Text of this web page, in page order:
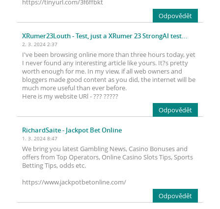
https://tinyurl.com/3f6ffbkt
Odpovědět
XRumer23Louth- Test, just a XRumer 23 StrongAI test...
2. 3. 2024 2:37
I've been browsing online more than three hours today, yet
I never found any interesting article like yours. It?s pretty
worth enough for me. In my view, if all web owners and
bloggers made good content as you did, the internet will be
much more useful than ever before.
Here is my website URl - ??? ?????
Odpovědět
RichardSaite- Jackpot Bet Online
1. 3. 2024 8:47
We bring you latest Gambling News, Casino Bonuses and
offers from Top Operators, Online Casino Slots Tips, Sports
Betting Tips, odds etc.
https://www.jackpotbetonline.com/
Odpovědět